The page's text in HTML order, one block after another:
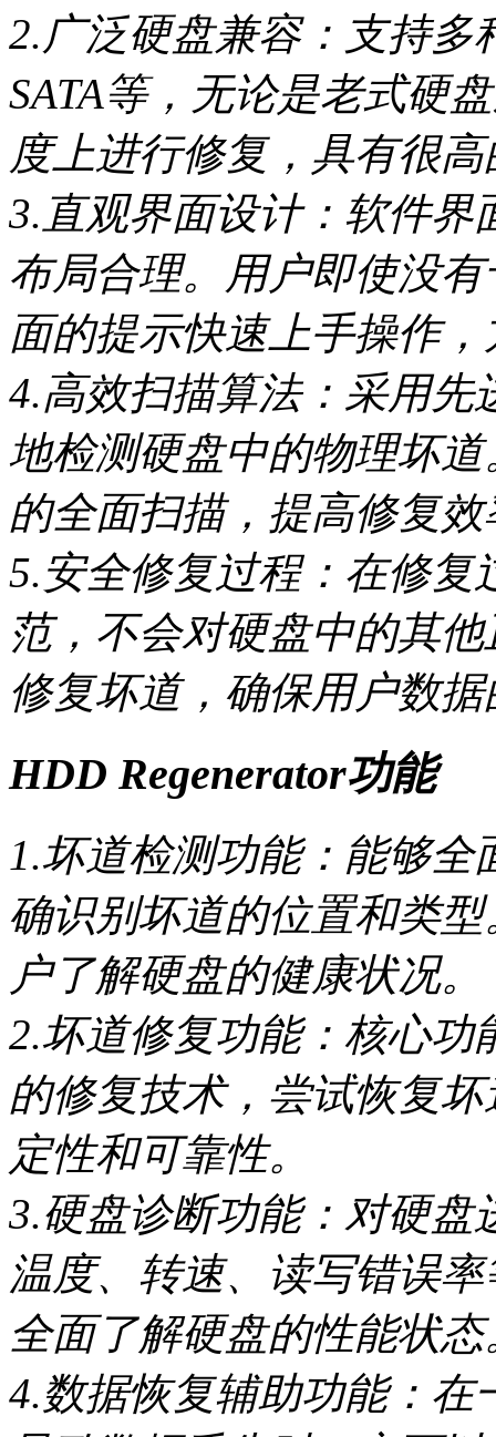
2.广泛硬盘兼容：支持多
SATA等，无论是老式硬
度上进行修复，具有很
3.直观界面设计：软件界
布局合理。用户即使没
面的提示快速上手操作
4.高效扫描算法：采用先
地检测硬盘中的物理坏
的全面扫描，提高修复
5.安全修复过程：在修复
范，不会对硬盘中的其
修复坏道，确保用户数
HDD Regenerator功能
1.坏道检测功能：能够
确识别坏道的位置和类
户了解硬盘的健康状况。
2.坏道修复功能：核心功
的修复技术，尝试恢复
定性和可靠性。
3.硬盘诊断功能：对硬盘
温度、转速、读写错误
全面了解硬盘的性能状态
4.数据恢复辅助功能：在